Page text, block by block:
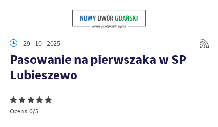
29 - 10 - 2025
Pasowanie na pierwszaka w SP
Lubieszewo
Ocena 0/5